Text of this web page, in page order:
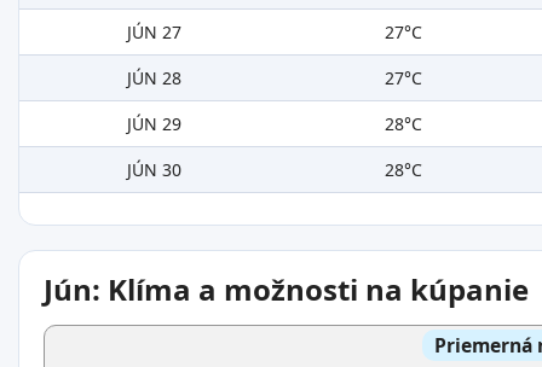
JÚN 27
27°C
JÚN 28
27°C
JÚN 29
28°C
JÚN 30
28°C
Jún: Klíma a možnosti na kúpanie
Priemerná